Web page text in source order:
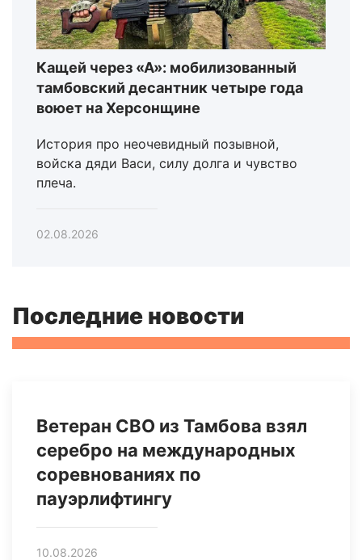
Кащей через «А»: мобилизованный
тамбовский десантник четыре года
воюет на Херсонщине
История про неочевидный позывной,
войска дяди Васи, силу долга и чувство
плеча.
02.08.2026
Последние новости
Ветеран СВО из Тамбова взял
серебро на международных
соревнованиях по
пауэрлифтингу
10.08.2026